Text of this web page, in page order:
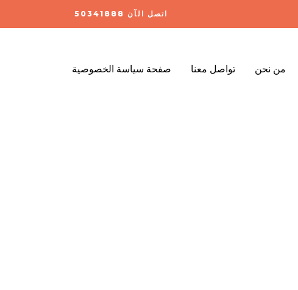
اتصل الآن 50341888
من نحن تواصل معنا صفحة سياسة الخصوصية